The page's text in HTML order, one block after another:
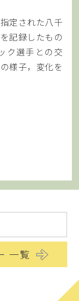
定された八千
記録したもの
ク選手との交
様子，変化を
一覧